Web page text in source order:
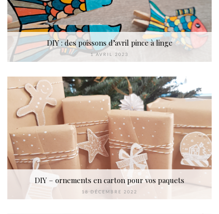
DIY : des poissons d’avril pince à linge
1 AVRIL 2023
DIY – ornements en carton pour vos paquets
18 DÉCEMBRE 2022